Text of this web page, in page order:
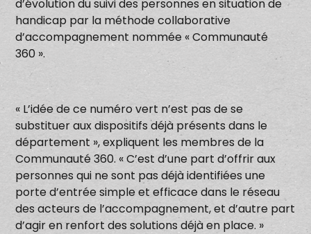
d’évolution du suivi des personnes en situation de
handicap par la méthode collaborative
d’accompagnement nommée « Communauté
360 ».
« L’idée de ce numéro vert n’est pas de se
substituer aux dispositifs déjà présents dans le
département », expliquent les membres de la
Communauté 360. « C’est d’une part d’offrir aux
personnes qui ne sont pas déjà identifiées une
porte d’entrée simple et efficace dans le réseau
des acteurs de l’accompagnement, et d’autre part
d’agir en renfort des solutions déjà en place. »